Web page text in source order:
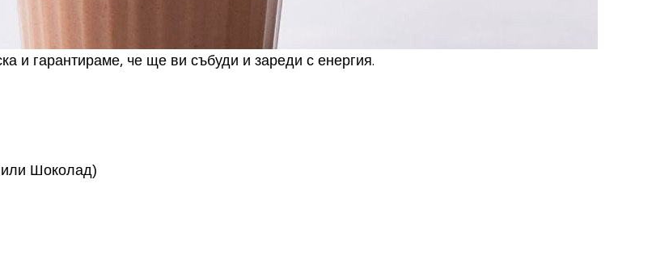
и гарантираме, че ще ви събуди и зареди с енергия.
или Шоколад)